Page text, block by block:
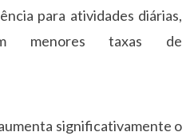
para atividades diárias,
menores taxas de
significativamente o